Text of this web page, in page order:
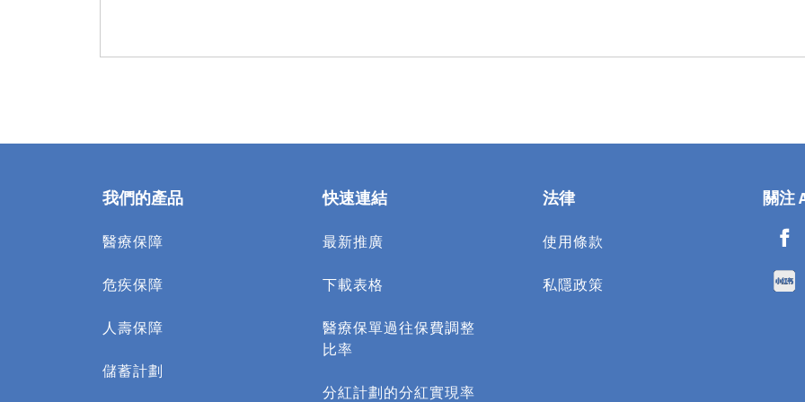
我們的產品
醫療保障
危疾保障
人壽保障
儲蓄計劃
快速連結
最新推廣
下載表格
醫療保單過往保費調整
比率
分紅計劃的分紅實現率
法律
使用條款​
私隱政策
關注